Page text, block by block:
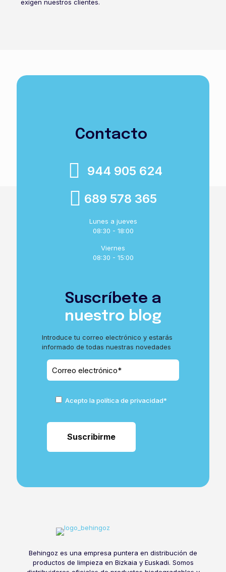
exigen nuestros clientes.
Contacto
944 905 624
689 578 365
Lunes a jueves
08:30 - 18:00
Viernes
08:30 - 15:00
Suscríbete a
nuestro blog
Introduce tu correo electrónico y estarás
informado de todas nuestras novedades
Acepto la política de privacidad*
Behingoz es una empresa puntera en distribución de
productos de limpieza en Bizkaia y Euskadi. Somos